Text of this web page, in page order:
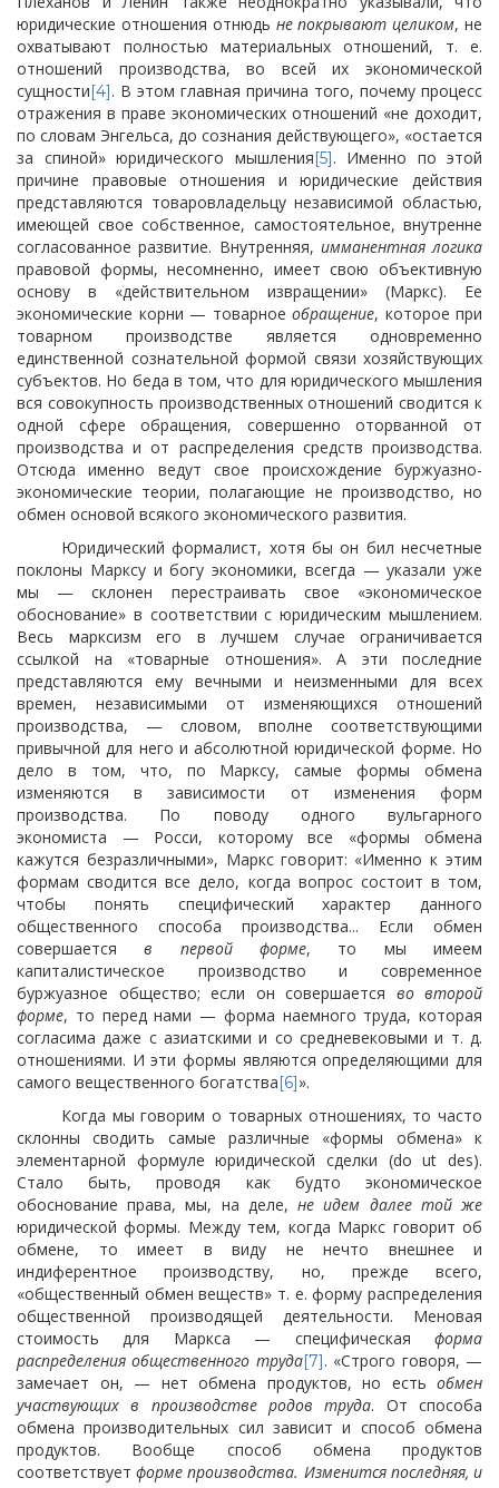
юридические отношения отнюдь не покрывают целиком, не
охватывают полностью материальных отношений, т. е.
отношений производства, во всей их экономической
сущности[4]. В этом главная причина того, почему процесс
отражения в праве экономических отношений «не доходит,
по словам Энгельса, до сознания действующего», «остается
за спиной» юридического мышления[5]. Именно по этой
причине правовые отношения и юридические действия
представляются товаровладельцу независимой областью,
имеющей свое собственное, самостоятельное, внутренне
согласованное развитие. Внутренняя, имманентная логика
правовой формы, несомненно, имеет свою объективную
основу в «действительном извращении» (Маркс). Ее
экономические корни — товарное обращение, которое при
товарном производстве является одновременно
единственной сознательной формой связи хозяйствующих
субъектов. Но беда в том, что для юридического мышления
вся совокупность производственных отношений сводится к
одной сфере обращения, совершенно оторванной от
производства и от распределения средств производства.
Отсюда именно ведут свое происхождение буржуазно-
экономические теории, полагающие не производство, но
обмен основой всякого экономического развития.
Юридический формалист, хотя бы он бил несчетные
поклоны Марксу и богу экономики, всегда — указали уже
мы — склонен перестраивать свое «экономическое
обоснование» в соответствии с юридическим мышлением.
Весь марксизм его в лучшем случае ограничивается
ссылкой на «товарные отношения». А эти последние
представляются ему вечными и неизменными для всех
времен, независимыми от изменяющихся отношений
производства, — словом, вполне соответствующими
привычной для него и абсолютной юридической форме. Но
дело в том, что, по Марксу, самые формы обмена
изменяются в зависимости от изменения форм
производства. По поводу одного вульгарного
экономиста — Росси, которому все «формы обмена
кажутся безразличными», Маркс говорит: «Именно к этим
формам сводится все дело, когда вопрос состоит в том,
чтобы понять специфический характер данного
общественного способа производства... Если обмен
совершаетсяв первой форме, то мы имеем
капиталистическое производство и современное
буржуазное общество; если он совершается во второй
форме, то перед нами — форма наемного труда, которая
согласима даже с азиатскими и со средневековыми и т. д.
отношениями. И эти формы являются определяющими для
самого вещественного богатства[6]».
Когда мы говорим о товарных отношениях, то часто
склонны сводить самые различные «формы обмена» к
элементарной формуле юридической сделки (do ut des).
Стало быть, проводя как будто экономическое
обоснование права, мы, на деле,не идем далее той же
юридической формы. Между тем, когда Маркс говорит об
обмене, то имеет в виду не нечто внешнее и
индиферентное производству, но, прежде всего,
«общественный обмен веществ» т. е. форму распределения
общественной производящей деятельности. Меновая
стоимость для Маркса — специфическая форма
распределения общественного труда[7]. «Строго говоря, —
замечает он, — нет обмена продуктов, но есть обмен
участвующих в производстве родов труда. От способа
обмена производительных сил зависит и способ обмена
продуктов. Вообще способ обмена продуктов
соответствуетформе производства. Изменится последняя, и